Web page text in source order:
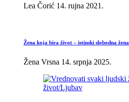
Lea Čorić 14. rujna 2021.
Žena koja bira život – istinski slobodna žena
Žena Vrsna 14. srpnja 2025.